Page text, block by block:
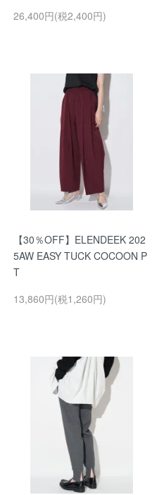
26,400円(税2,400円)
【30％OFF】ELENDEEK 202
5AW EASY TUCK COCOON P
T
13,860円(税1,260円)